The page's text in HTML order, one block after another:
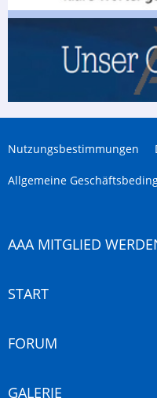
Nutzungsbestimmungen
Allgemeine
AAA MITGLIED
START
FORUM
GALERIE